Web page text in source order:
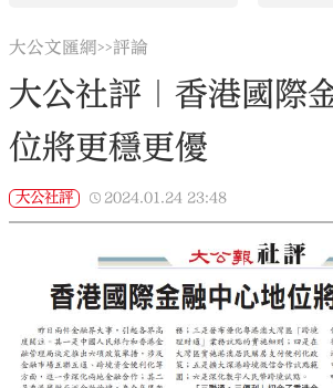
大公文匯網>>評論
大公社評｜香港國際
位將更穩更優
大公社評 2024.01.24 23:48